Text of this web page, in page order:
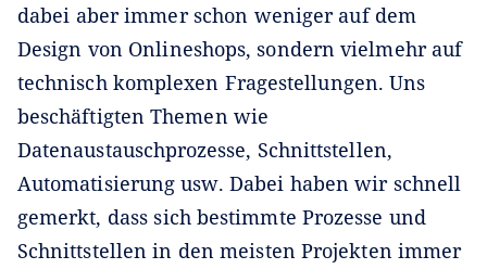
dabei aber immer schon weniger auf dem
Design von Onlineshops, sondern vielmehr auf
technisch komplexen Fragestellungen. Uns
beschäftigten Themen wie
Datenaustauschprozesse, Schnittstellen,
Automatisierung usw. Dabei haben wir schnell
gemerkt, dass sich bestimmte Prozesse und
Schnittstellen in den meisten Projekten immer